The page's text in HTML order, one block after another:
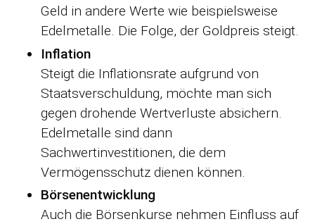
Geld in andere Werte wie beispielsweise
Edelmetalle. Die Folge, der Goldpreis steigt.
Inflation
Steigt die Inflationsrate aufgrund von
Staatsverschuldung, möchte man sich
gegen drohende Wertverluste absichern.
Edelmetalle sind dann
Sachwertinvestitionen, die dem
Vermögensschutz dienen können.
Börsenentwicklung
Auch die Börsenkurse nehmen Einfluss auf